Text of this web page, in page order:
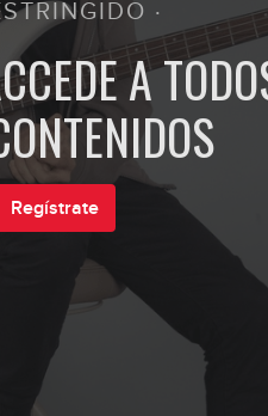
·
A
Regístrate